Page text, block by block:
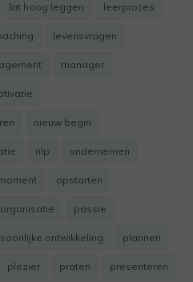
lat hoog leggen leerproces
levensvragen
manager
nieuw begin
nlp ondernemen
opstarten
organisatie passie
ontwikkeling plannen
plezier praten presenteren